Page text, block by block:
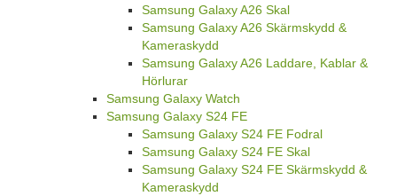
Samsung Galaxy A26 Skal
Samsung Galaxy A26 Skärmskydd &
Kameraskydd
Samsung Galaxy A26 Laddare, Kablar &
Hörlurar
Samsung Galaxy Watch
Samsung Galaxy S24 FE
Samsung Galaxy S24 FE Fodral
Samsung Galaxy S24 FE Skal
Samsung Galaxy S24 FE Skärmskydd &
Kameraskydd